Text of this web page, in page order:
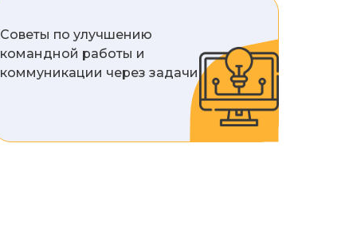
Советы по улучшению
командной работы и
коммуникации через задачи